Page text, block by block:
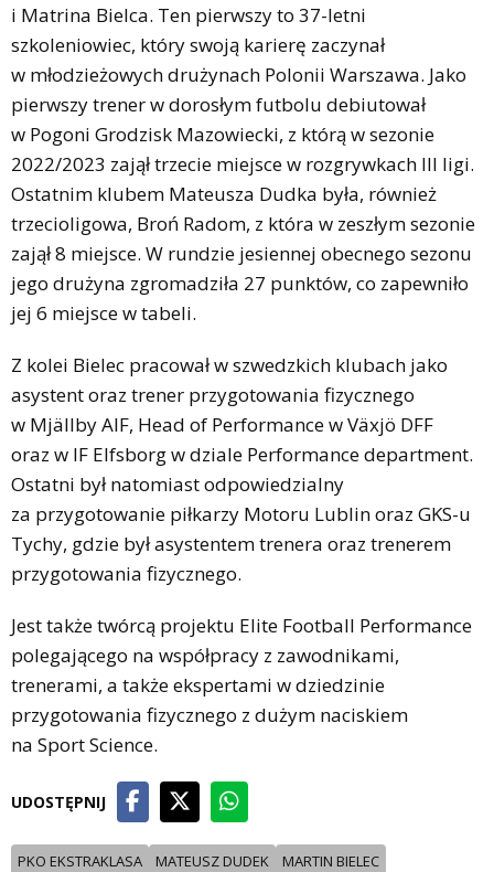
i Matrina Bielca. Ten pierwszy to 37-letni
szkoleniowiec, który swoją karierę zaczynał
w młodzieżowych drużynach Polonii Warszawa. Jako
pierwszy trener w dorosłym futbolu debiutował
w Pogoni Grodzisk Mazowiecki, z którą w sezonie
2022/2023 zajął trzecie miejsce w rozgrywkach III ligi.
Ostatnim klubem Mateusza Dudka była, również
trzecioligowa, Broń Radom, z która w zeszłym sezonie
zajął 8 miejsce. W rundzie jesiennej obecnego sezonu
jego drużyna zgromadziła 27 punktów, co zapewniło
jej 6 miejsce w tabeli.
Z kolei Bielec pracował w szwedzkich klubach jako
asystent oraz trener przygotowania fizycznego
w Mjällby AIF, Head of Performance w Växjö DFF
oraz w IF Elfsborg w dziale Performance department.
Ostatni był natomiast odpowiedzialny
za przygotowanie piłkarzy Motoru Lublin oraz GKS-u
Tychy, gdzie był asystentem trenera oraz trenerem
przygotowania fizycznego.
Jest także twórcą projektu Elite Football Performance
polegającego na współpracy z zawodnikami,
trenerami, a także ekspertami w dziedzinie
przygotowania fizycznego z dużym naciskiem
na Sport Science.
UDOSTĘPNIJ
PKO EKSTRAKLASA MATEUSZ DUDEK
MARTIN BIELEC